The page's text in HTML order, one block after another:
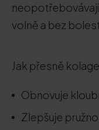
volně a bez
Jak přesně
Obnovuje
Zlepšuje